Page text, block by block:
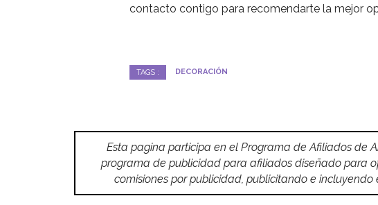
contacto contigo para recomendarte la mejor
TAGS : DECORACIÓN
Esta pagina participa en el Programa de Afiliados de
programa de publicidad para afiliados diseñado para
comisiones por publicidad, publicitando e incluyendo